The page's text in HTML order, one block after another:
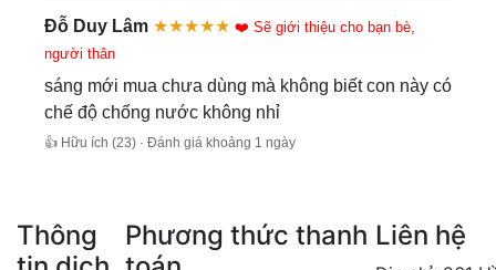
Đỗ Duy Lâm ★★★★★ ❤️ Sẽ giới thiệu cho bạn bè,
người thân
sáng mới mua chưa dùng mà không biết con này có
chế độ chống nước không nhỉ
👍 Hữu ích (23) · Đánh giá khoảng 1 ngày
Thông
Phương thức thanh Liên hệ